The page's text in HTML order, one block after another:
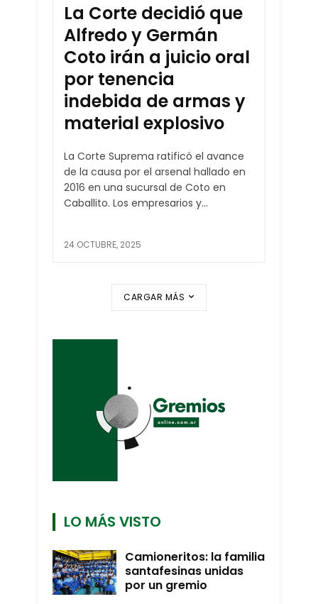
La Corte decidió que
Alfredo y Germán
Coto irán a juicio oral
por tenencia
indebida de armas y
material explosivo
La Corte Suprema ratificó el avance
de la causa por el arsenal hallado en
2016 en una sucursal de Coto en
Caballito. Los empresarios y...
24 OCTUBRE, 2025
CARGAR MÁS
LO MÁS VISTO
Camioneritos: la familia
santafesinas unidas
por un gremio